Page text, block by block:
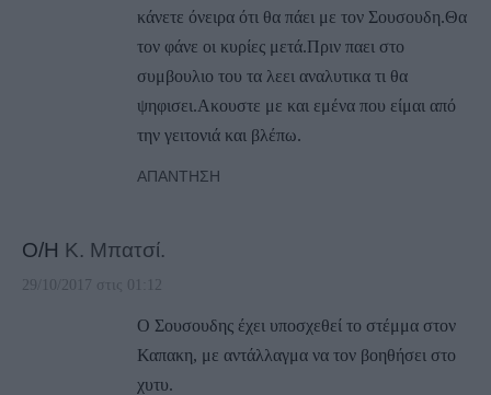
κάνετε όνειρα ότι θα πάει με τον Σουσουδη.Θα
τον φάνε οι κυρίες μετά.Πριν παει στο
συμβουλιο του τα λεει αναλυτικα τι θα
ψηφισει.Ακουστε με και εμένα που είμαι από
την γειτονιά και βλέπω.
ΑΠΆΝΤΗΣΗ
Ο/Η Κ. Μπατσί.
29/10/2017 στις 01:12
Ο Σουσουδης έχει υποσχεθεί το στέμμα στον
Καπακη, με αντάλλαγμα να τον βοηθήσει στο
χυτυ.